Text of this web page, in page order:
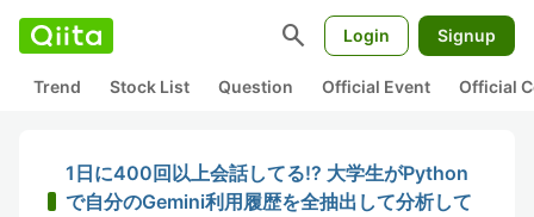
search Login Signup
Trend Stock List Question Official Event Official
1日に400回以上会話してる!? 大学生がPython
で自分のGemini利用履歴を全抽出して分析して